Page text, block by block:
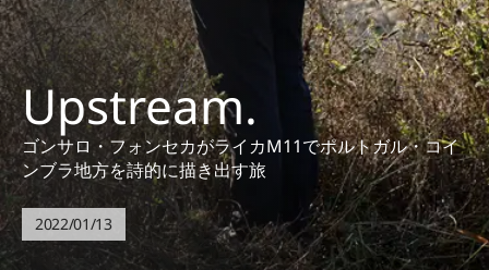
Upstream.
ゴンサロ・フォンセカがライカM11でポルトガル・コイ
ンブラ地方を詩的に描き出す旅
2022/01/13